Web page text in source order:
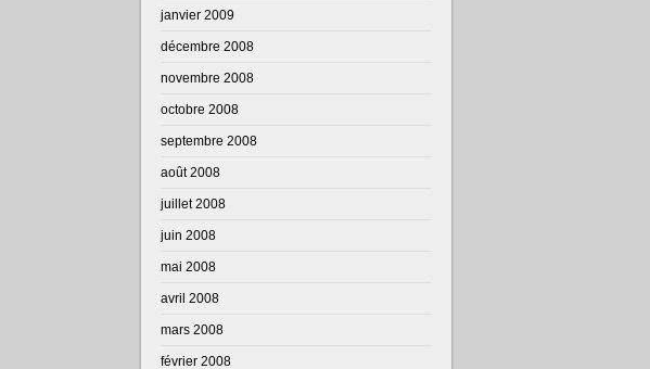
janvier 2009
décembre 2008
novembre 2008
octobre 2008
septembre 2008
août 2008
juillet 2008
juin 2008
mai 2008
avril 2008
mars 2008
février 2008